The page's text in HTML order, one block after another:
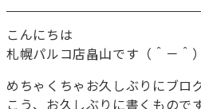
こんにちは
札幌パルコ店畠山です（＾－＾）
めちゃくちゃお久しぶりにブロ
こう、お久しぶりに書くもので